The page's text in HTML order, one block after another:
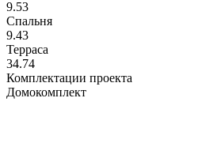
9.53
Спальня
9.43
Терраса
34.74
Комплектации проекта
Домокомплект